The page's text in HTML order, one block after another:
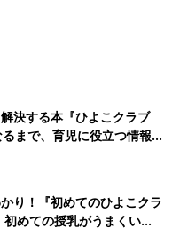
決する本『ひよこクラブ
まで、育児に役立つ情報が
り！『初めてのひよこクラ
めての授乳がうまくい
本と夏のトラブル 解決テ